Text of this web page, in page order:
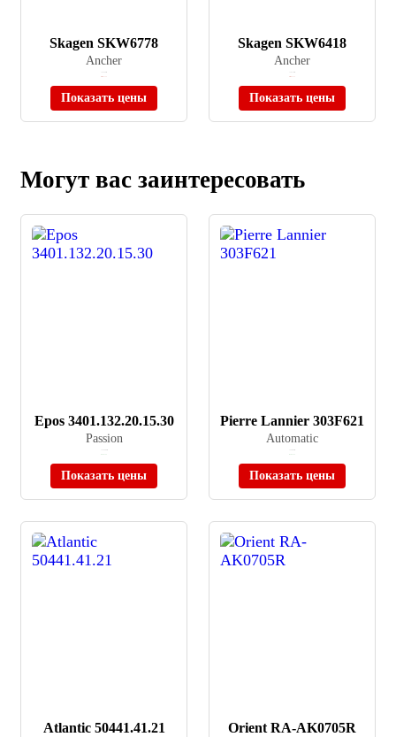
Skagen SKW6778
Ancher
Показать цены
Skagen SKW6418
Ancher
Показать цены
Могут вас заинтересовать
Epos 3401.132.20.15.30
Passion
Показать цены
Pierre Lannier 303F621
Automatic
Показать цены
Atlantic 50441.41.21 Orient RA-AK0705R